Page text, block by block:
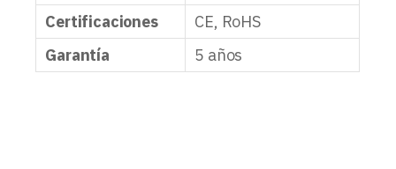
Certificaciones
CE, RoHS
Garantía
5 años